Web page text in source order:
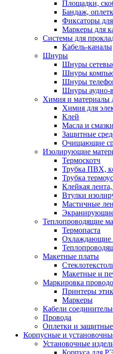
Площадки,
Бандаж,
Фиксаторы
Маркеры для
Системы для
Кабель-каналы
Шнуры
Шнуры
Шнуры
Шнуры
Шнуры аудио-
Химия и материалы
Химия для
Клей
Масла и смазки
Защитные
Очищающие
Изолирующие
Термоскотч
Трубка ПВХ,
Трубка
Клейкая
Втулки
Мастичные
Теплопроводящие
Термопаста
Охлаждающие
Макетные платы
Макетные и
Маркировка
Принтеры
Маркеры
Кабели
Провода
Оплетки и
Корпусные и
Установочные
Корпуса для